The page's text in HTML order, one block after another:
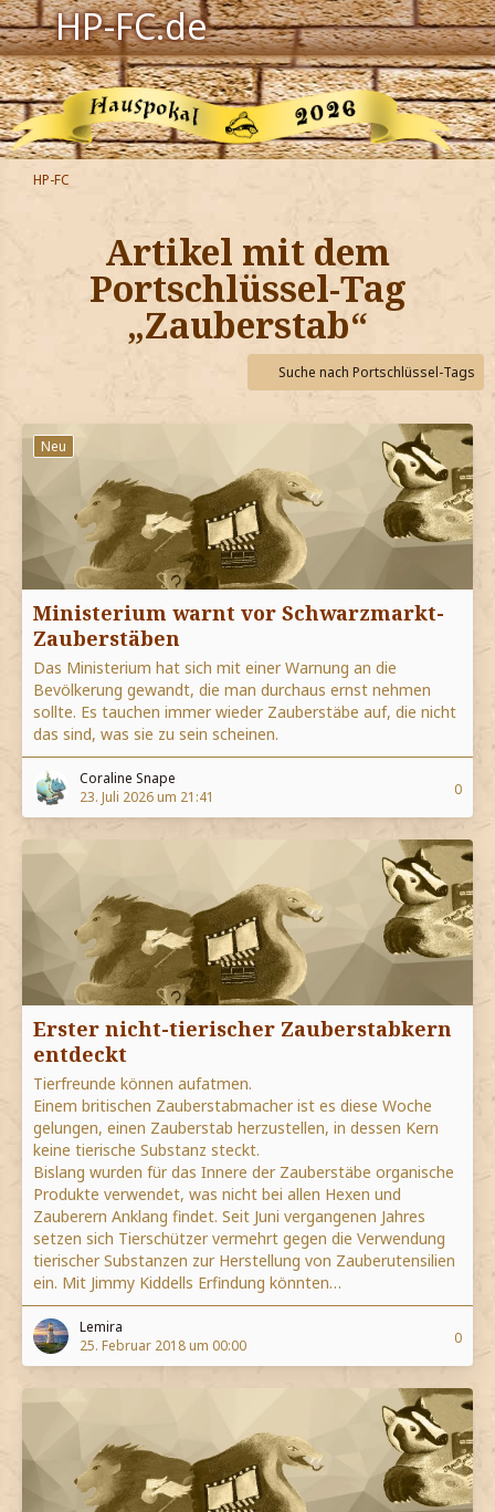
HP-FC.de
Navigation
Harry Potter
Der HP-FC
Hogwarts
Zauberwelt
Willkommen
Jetzt Fanclub-Mitglied werden!
HP-FC
Artikel mit dem
Portschlüssel-Tag
„Zauberstab“
Suche nach Portschlüssel-Tags
Neu
Ministerium warnt vor Schwarzmarkt-
Zauberstäben
Das Ministerium hat sich mit einer Warnung an die
Bevölkerung gewandt, die man durchaus ernst nehmen
sollte. Es tauchen immer wieder Zauberstäbe auf, die nicht
das sind, was sie zu sein scheinen.
Coraline Snape
23. Juli 2026 um 21:41
0
Erster nicht-tierischer Zauberstabkern
entdeckt
Tierfreunde können aufatmen.
Einem britischen Zauberstabmacher ist es diese Woche
gelungen, einen Zauberstab herzustellen, in dessen Kern
keine tierische Substanz steckt.
Bislang wurden für das Innere der Zauberstäbe organische
Produkte verwendet, was nicht bei allen Hexen und
Zauberern Anklang findet. Seit Juni vergangenen Jahres
setzen sich Tierschützer vermehrt gegen die Verwendung
tierischer Substanzen zur Herstellung von Zauberutensilien
ein. Mit Jimmy Kiddells Erfindung könnten…
Lemira
25. Februar 2018 um 00:00
0